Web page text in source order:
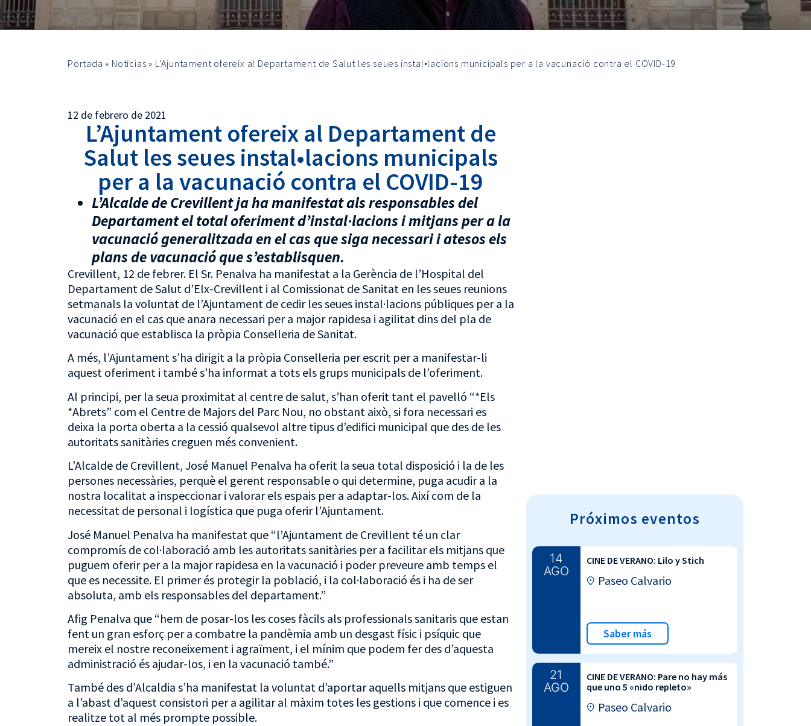
Portada » Noticias » L’Ajuntament ofereix al Departament de Salut les seues instal•lacions municipals per a la vacunació contra el COVID-19
12 de febrero de 2021
L’Ajuntament ofereix al Departament de
Salut les seues instal•lacions municipals
per a la vacunació contra el COVID-19
L’Alcalde de Crevillent ja ha manifestat als responsables del
Departament el total oferiment d’instal·lacions i mitjans per a la
vacunació generalitzada en el cas que siga necessari i atesos els
plans de vacunació que s’establisquen.
Crevillent, 12 de febrer. El Sr. Penalva ha manifestat a la Gerència de l’Hospital del
Departament de Salut d’Elx-Crevillent i al Comissionat de Sanitat en les seues reunions
setmanals la voluntat de l’Ajuntament de cedir les seues instal·lacions públiques per a la
vacunació en el cas que anara necessari per a major rapidesa i agilitat dins del pla de
vacunació que establisca la pròpia Conselleria de Sanitat.
A més, l’Ajuntament s’ha dirigit a la pròpia Conselleria per escrit per a manifestar-li
aquest oferiment i també s’ha informat a tots els grups municipals de l’oferiment.
Al principi, per la seua proximitat al centre de salut, s’han oferit tant el pavelló “*Els
*Abrets” com el Centre de Majors del Parc Nou, no obstant això, si fora necessari es
deixa la porta oberta a la cessió qualsevol altre tipus d’edifici municipal que des de les
autoritats sanitàries creguen més convenient.
L’Alcalde de Crevillent, José Manuel Penalva ha oferit la seua total disposició i la de les
persones necessàries, perquè el gerent responsable o qui determine, puga acudir a la
nostra localitat a inspeccionar i valorar els espais per a adaptar-los. Així com de la
necessitat de personal i logística que puga oferir l’Ajuntament.
José Manuel Penalva ha manifestat que “l’Ajuntament de Crevillent té un clar
compromís de col·laboració amb les autoritats sanitàries per a facilitar els mitjans que
puguem oferir per a la major rapidesa en la vacunació i poder preveure amb temps el
que es necessite. El primer és protegir la població, i la col·laboració és i ha de ser
absoluta, amb els responsables del departament.”
Afig Penalva que “hem de posar-los les coses fàcils als professionals sanitaris que estan
fent un gran esforç per a combatre la pandèmia amb un desgast físic i psíquic que
mereix el nostre reconeixement i agraïment, i el mínim que podem fer des d’aquesta
administració és ajudar-los, i en la vacunació també.”
També des d’Alcaldia s’ha manifestat la voluntat d’aportar aquells mitjans que estiguen
a l’abast d’aquest consistori per a agilitar al màxim totes les gestions i que comence i es
realitze tot al més prompte possible.
Próximos eventos
14
AGO
CINE DE VERANO: Lilo y Stich
Paseo Calvario
Saber más
21
AGO
CINE DE VERANO: Pare no hay más
que uno 5 «nido repleto»
Paseo Calvario